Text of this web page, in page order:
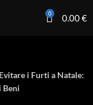
0 0.00€
i Furti a Natale:
Beni